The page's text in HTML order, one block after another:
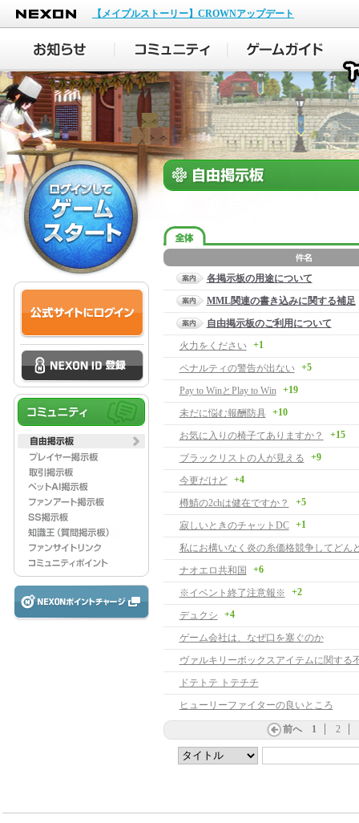
NEXON
【メイプルストーリー】CROWNアップデート
各掲示板の用途について
MML関連の書き込みに関する補足
自由掲示板のご利用について
火力をください
+1
ペナルティの警告が出ない +5
Pay to WinとPlay to Win +19
未だに悩む報酬防具 +10
お気に入りの椅子てありますか？ +15
ブラックリストの人が見える +9
今更だけど +4
樽鯖の2chは健在ですか？ +5
寂しいときのチャットDC +1
ナオエロ共和国 +6
※イベント終了注意報※ +2
デュクシ +4
ゲーム会社は、なぜ口を塞ぐのか
ヴァルキリーボックスアイテムに関する
ドテトテ トテチチ
ヒューリーファイターの良いところ
前へ 1 2